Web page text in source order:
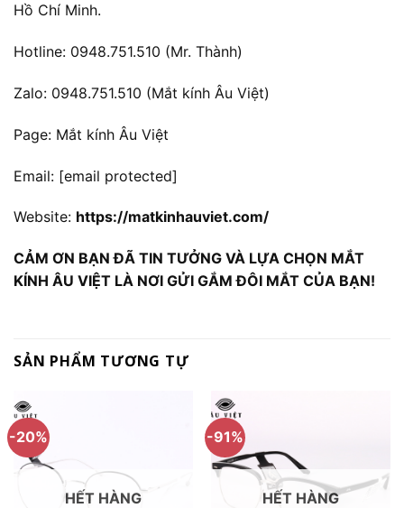
Hồ Chí Minh.
Hotline: 0948.751.510 (Mr. Thành)
Zalo: 0948.751.510 (Mắt kính Âu Việt)
Page: Mắt kính Âu Việt
Email: [email protected]
Website: https://matkinhauviet.com/
CẢM ƠN BẠN ĐÃ TIN TƯỞNG VÀ LỰA CHỌN MẮT
KÍNH ÂU VIỆT LÀ NƠI GỬI GẮM ĐÔI MẮT CỦA BẠN!
SẢN PHẨM TƯƠNG TỰ
-20%
HẾT HÀNG
-91%
HẾT HÀNG